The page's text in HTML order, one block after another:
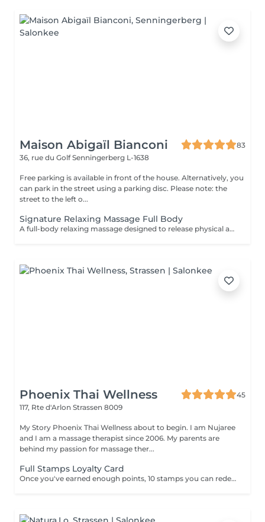
Maison Abigaïl Bianconi
83
36, rue du GolfSenningerberg L-1638
Free parking is available in front of the house. Alternatively, you
can park in the street using a parking disc. Please note: the
street to the left o...
Signature Relaxing Massage Full Body
A full-body relaxing massage designed to release physical and mental tension. The technique is adapted to your body and your needs on the day, offering deep and lasting relaxation. This treatment can be combined with a targeted massage (neck & scalp or feet) for a more personalized experience.
Phoenix Thai Wellness
45
117, Rte d'Arlon Strassen 8009
My Story Phoenix Thai Wellness about to begin. I am Nujaree
and I am a massage therapist since 2006. My parents are
behind my passion for massage ther...
Full Stamps Loyalty Card
Once you've earned enough points, 10 stamps you can redeem them for a discount 30 minutes free.